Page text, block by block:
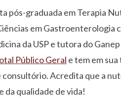
pós-graduada em Terapia
em Gastroenterologia
da USP e tutora do
Público Geral e tem em
consultório. Acredita que a
da qualidade de vida!